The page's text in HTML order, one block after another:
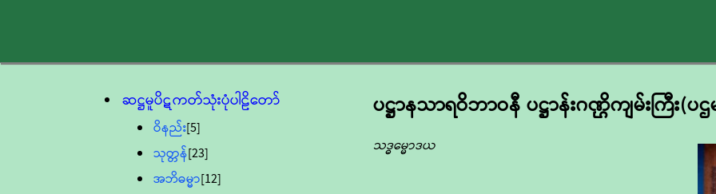
ဆဋ္ဌမူပိဋကတ်သုံးပုံပါဠိတော်
ဝိနည်း[5]
သုတ္တန်[23]
အဘိဓမ္မာ[12]
ပဋ္ဌာနသာရဝိဘာဝနီ ပဋ္ဌာန်းဂဏ္ဌိကျမ်းကြီး(ပ
သဒ္ဓမ္မောဒယ